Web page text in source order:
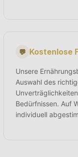
💬 Kostenlose
Unsere
Auswahl des
Bedürfnissen. Auf
individuell